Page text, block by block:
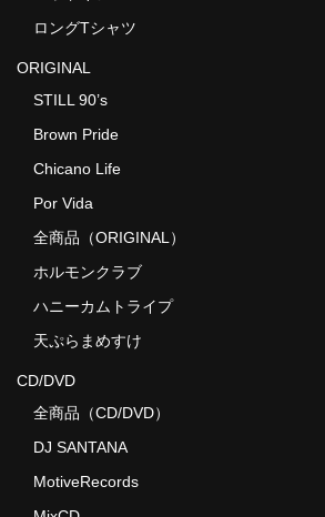
ロングTシャツ
ORIGINAL
STILL 90’s
Brown Pride
Chicano Life
Por Vida
全商品（ORIGINAL）
ホルモンクラブ
ハニーカムトライプ
天ぷらまめすけ
CD/DVD
全商品（CD/DVD）
DJ SANTANA
MotiveRecords